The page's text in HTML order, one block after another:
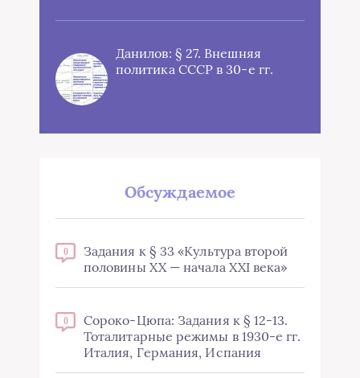
Данилов: § 27. Внешняя
политика СССР в 30-е гг.
Обсуждаемое
0
Задания к § 33 «Культура второй
половины XX — начала XXI века»
0
Сороко-Цюпа: Задания к § 12-13.
Тоталитарные режимы в 1930-е гг.
Италия, Германия, Испания